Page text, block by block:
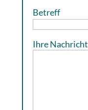
Betreff
Ihre Nachricht